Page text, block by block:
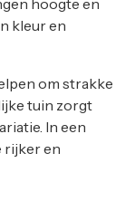
kleur en
om strakke
tuin zorgt
In een
rijker en